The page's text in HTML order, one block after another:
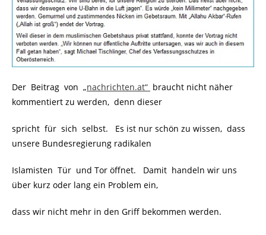
Der Beitrag von „nachrichten.at“ braucht nicht näher
kommentiert zu werden, denn dieser
spricht für sich selbst. Es ist nur schön zu wissen, dass
unsere Bundesregierung radikalen
Islamisten Tür und Tor öffnet. Damit handeln wir uns
über kurz oder lang ein Problem ein,
dass wir nicht mehr in den Griff bekommen werden.